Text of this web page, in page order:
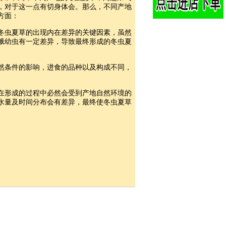
对于这一点有切身体会。那么，不同产地
面：
夏草的出现内在差异的关键因素，虽然
虫有一定差异，导致最终形成的冬虫夏
件的影响，进食的品种以及构成不同，
成的过程中必然会受到产地自然环境的
量及时间分布会有差异，最终使冬虫夏草